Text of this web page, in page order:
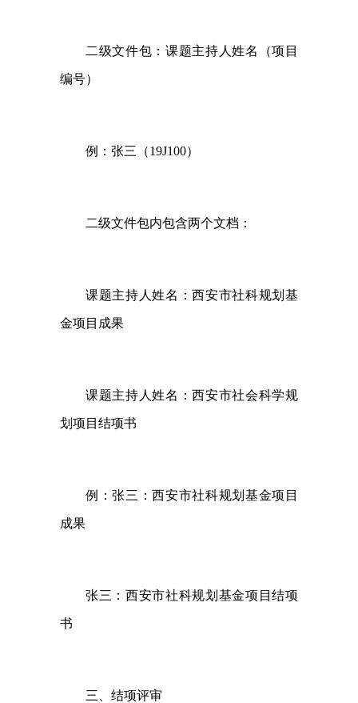
二级文件包：课题主持人姓名（项目
编号）
例：张三（19J100）
二级文件包内包含两个文档：
课题主持人姓名：西安市社科规划基
金项目成果
课题主持人姓名：西安市社会科学规
划项目结项书
例：张三：西安市社科规划基金项目
成果
张三：西安市社科规划基金项目结项
书
三、结项评审